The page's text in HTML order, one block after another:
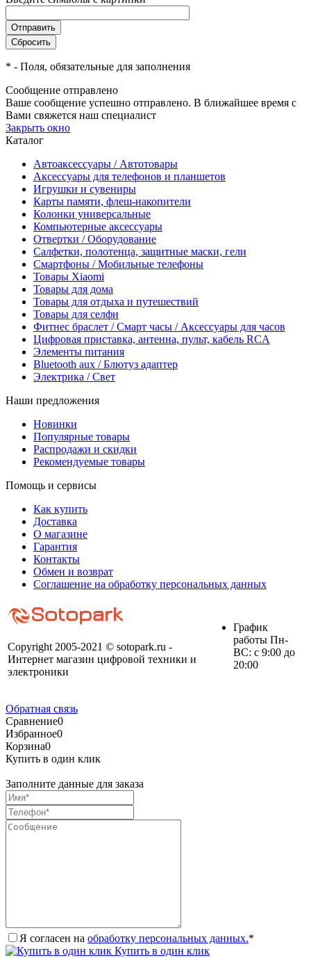
* - Поля, обязательные для заполнения
Сообщение отправлено
Ваше сообщение успешно отправлено. В ближайшее время с
Вами свяжется наш специалист
Закрыть окно
Каталог
Автоаксессуары / Автотовары
Аксессуары для телефонов и планшетов
Игрушки и сувениры
Карты памяти, флеш-накопители
Колонки универсальные
Компьютерные аксессуары
Отвертки / Оборудование
Салфетки, полотенца, защитные маски, гели
Смартфоны / Мобильные телефоны
Товары Xiaomi
Товары для дома
Товары для отдыха и путешествий
Товары для селфи
Фитнес браслет / Смарт часы / Аксессуары для часов
Цифровая приставка, антенна, пульт, кабель RCA
Элементы питания
Bluetooth aux / Блютуз адаптер
Электрика / Свет
Наши предложения
Новинки
Популярные товары
Распродажи и скидки
Рекомендуемые товары
Помощь и сервисы
Как купить
Доставка
О магазине
Гарантия
Контакты
Обмен и возврат
Соглашение на обработку персональных данных
Copyright 2005-2021 © sotopark.ru -
Интернет магазин цифровой техники и
электроники
График
работы Пн-
ВС: с 9:00 до
20:00
Обратная связь
Сравнение0
Избранное0
Корзина0
Купить в один клик
Заполните данные для заказа
Я согласен на обработку персональных данных.*
Купить в один клик